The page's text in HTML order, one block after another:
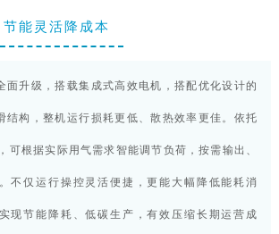
能灵活降成本
面升级，搭载集成式高效电机，搭配优化设计的
结构，整机运行损耗更低、散热效率更佳。依托
可根据实际用气需求智能调节负荷，按需输出、
不仅运行操控灵活便捷，更能大幅降低能耗消
现节能降耗、低碳生产，有效压缩长期运营成